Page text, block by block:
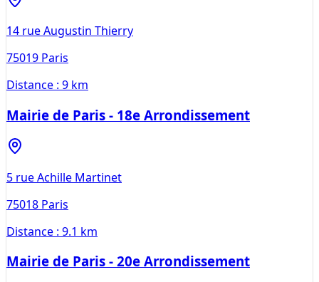
14 rue Augustin Thierry
75019 Paris
Distance : 9 km
Mairie de Paris - 18e Arrondissement
5 rue Achille Martinet
75018 Paris
Distance : 9.1 km
Mairie de Paris - 20e Arrondissement